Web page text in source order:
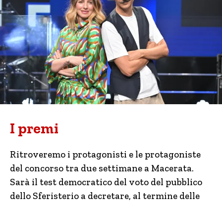
I premi
Ritroveremo i protagonisti e le protagoniste
del concorso tra due settimane a Macerata.
Sarà il test democratico del voto del pubblico
dello Sferisterio a decretare, al termine delle